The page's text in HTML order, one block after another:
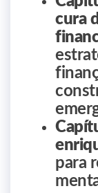
cura
para